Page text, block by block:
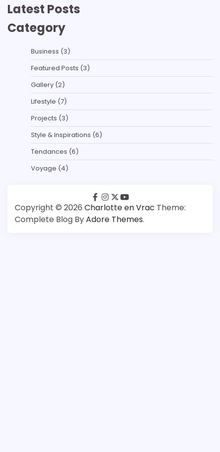
Latest Posts
Category
Business (3)
Featured Posts (3)
Gallery (2)
Lifestyle (7)
Projects (3)
Style & Inspirations (6)
Tendances (6)
Voyage (4)
Copyright © 2026 Charlotte en Vrac Theme:
Complete Blog ByAdore Themes.
facebook
instagram
twitteryoutube